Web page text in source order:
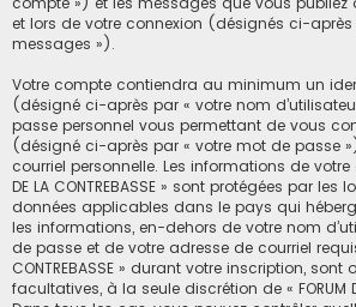
et lors de votre connexion (désignés ci-après
messages »).
Votre compte contiendra au minimum un
(désigné ci-après par « votre nom
passe personnel vous permettant de vous
(désigné ci-après par « votre mot de passe
courriel personnelle. Les informations de votre
DE LA CONTREBASSE » sont protégées par
données applicables dans le pays qui
les informations, en-dehors de votre nom
de passe et de votre adresse de courriel requis
CONTREBASSE » durant votre inscription, sont
facultatives, à la seule discrétion de « FORUM